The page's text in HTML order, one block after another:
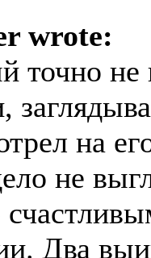
wrote:
точно
на
не
Два